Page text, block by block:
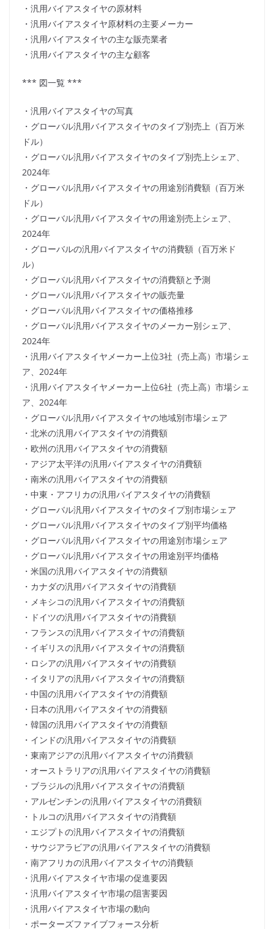
・汎用バイアスタイヤの原材料
・汎用バイアスタイヤ原材料の主要メーカー
・汎用バイアスタイヤの主な販売業者
・汎用バイアスタイヤの主な顧客
*** 図一覧 ***
・汎用バイアスタイヤの写真
・グローバル汎用バイアスタイヤのタイプ別売上（百万米
ドル）
・グローバル汎用バイアスタイヤのタイプ別売上シェア、
2024年
・グローバル汎用バイアスタイヤの用途別消費額（百万米
ドル）
・グローバル汎用バイアスタイヤの用途別売上シェア、
2024年
・グローバルの汎用バイアスタイヤの消費額（百万米ド
ル）
・グローバル汎用バイアスタイヤの消費額と予測
・グローバル汎用バイアスタイヤの販売量
・グローバル汎用バイアスタイヤの価格推移
・グローバル汎用バイアスタイヤのメーカー別シェア、
2024年
・汎用バイアスタイヤメーカー上位3社（売上高）市場シェ
ア、2024年
・汎用バイアスタイヤメーカー上位6社（売上高）市場シェ
ア、2024年
・グローバル汎用バイアスタイヤの地域別市場シェア
・北米の汎用バイアスタイヤの消費額
・欧州の汎用バイアスタイヤの消費額
・アジア太平洋の汎用バイアスタイヤの消費額
・南米の汎用バイアスタイヤの消費額
・中東・アフリカの汎用バイアスタイヤの消費額
・グローバル汎用バイアスタイヤのタイプ別市場シェア
・グローバル汎用バイアスタイヤのタイプ別平均価格
・グローバル汎用バイアスタイヤの用途別市場シェア
・グローバル汎用バイアスタイヤの用途別平均価格
・米国の汎用バイアスタイヤの消費額
・カナダの汎用バイアスタイヤの消費額
・メキシコの汎用バイアスタイヤの消費額
・ドイツの汎用バイアスタイヤの消費額
・フランスの汎用バイアスタイヤの消費額
・イギリスの汎用バイアスタイヤの消費額
・ロシアの汎用バイアスタイヤの消費額
・イタリアの汎用バイアスタイヤの消費額
・中国の汎用バイアスタイヤの消費額
・日本の汎用バイアスタイヤの消費額
・韓国の汎用バイアスタイヤの消費額
・インドの汎用バイアスタイヤの消費額
・東南アジアの汎用バイアスタイヤの消費額
・オーストラリアの汎用バイアスタイヤの消費額
・ブラジルの汎用バイアスタイヤの消費額
・アルゼンチンの汎用バイアスタイヤの消費額
・トルコの汎用バイアスタイヤの消費額
・エジプトの汎用バイアスタイヤの消費額
・サウジアラビアの汎用バイアスタイヤの消費額
・南アフリカの汎用バイアスタイヤの消費額
・汎用バイアスタイヤ市場の促進要因
・汎用バイアスタイヤ市場の阻害要因
・汎用バイアスタイヤ市場の動向
・ポーターズファイブフォース分析